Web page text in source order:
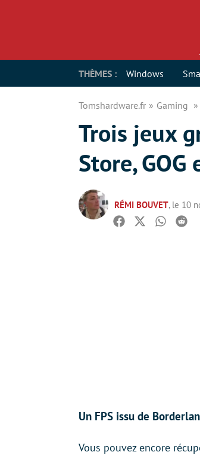
THÈMES : Windows
Tomshardware.fr Gaming
Trois jeux
Store,
RÉMI BOUVET, le 10
Facebook
TwitterWhatsapp
Reddit
Un FPS issu de
Vous pouvez encore